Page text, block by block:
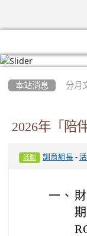
本站消息 分月
2026年「陪
活動 訓育組長 -
一、